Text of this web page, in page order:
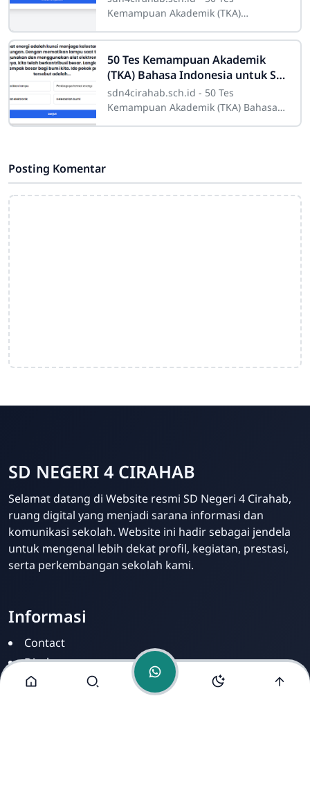
Admin
Online
Kemampuan Akademik (TKA)
mencakup berbagai topik yang sangat
penting untuk membantu
50 Tes Kemampuan Akademik
(TKA) Bahasa Indonesia untuk SD
kelas 6
sdn4cirahab.sch.id - 50 Tes
Kemampuan Akademik (TKA) Bahasa
Posting Komentar
SD NEGERI 4 CIRAHAB
Selamat datang di Website resmi SD Negeri 4 Cirahab,
ruang digital yang menjadi sarana informasi dan
komunikasi sekolah. Website ini hadir sebagai jendela
untuk mengenal lebih dekat profil, kegiatan, prestasi,
serta perkembangan sekolah kami.
Informasi
Contact
Disclamer
Sitemap